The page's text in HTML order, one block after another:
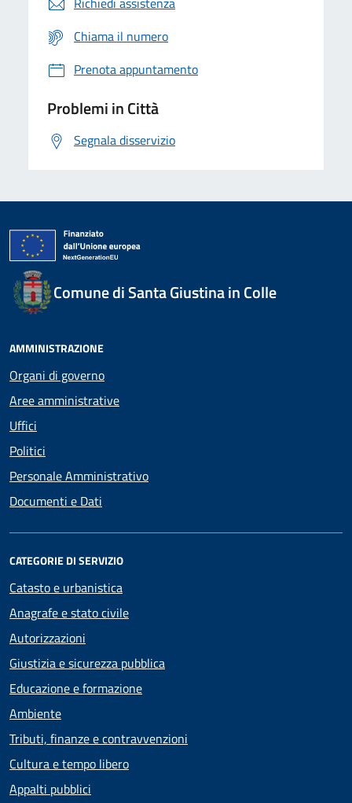
Chiama il numero
Prenota appuntamento
Problemi in Città
Segnala disservizio
Comune di Santa Giustina in Colle
AMMINISTRAZIONE
Organi di governo
Aree amministrative
Uffici
Politici
Personale Amministrativo
Documenti e Dati
CATEGORIE DI SERVIZIO
Catasto e urbanistica
Anagrafe e stato civile
Autorizzazioni
Giustizia e sicurezza pubblica
Educazione e formazione
Ambiente
Tributi, finanze e contravvenzioni
Cultura e tempo libero
Appalti pubblici